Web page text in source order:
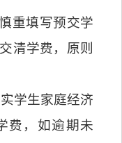
重填写预交学
清学费，原则
学生家庭经济
费，如逾期未